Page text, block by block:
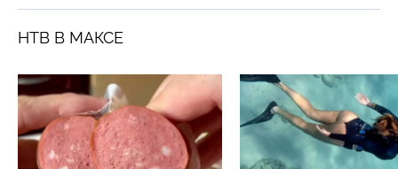
НТВ В МАКСЕ